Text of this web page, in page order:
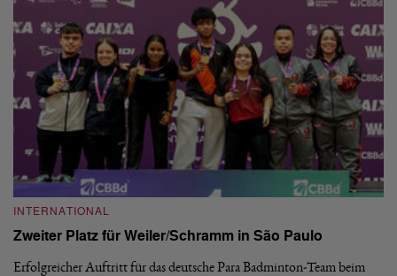
INTERNATIONAL
Zweiter Platz für Weiler/Schramm in São Paulo
Erfolgreicher Auftritt für das deutsche Para Badminton-Team beim